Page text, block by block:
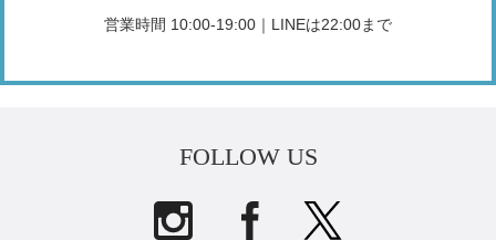
営業時間 10:00-19:00｜LINEは22:00まで
FOLLOW US